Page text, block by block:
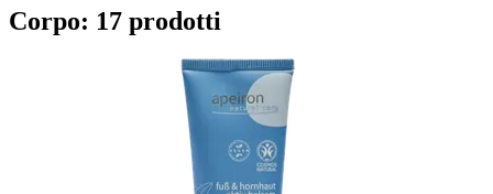
Corpo: 17 prodotti